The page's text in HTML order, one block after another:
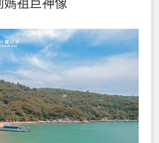
媽祖巨神像